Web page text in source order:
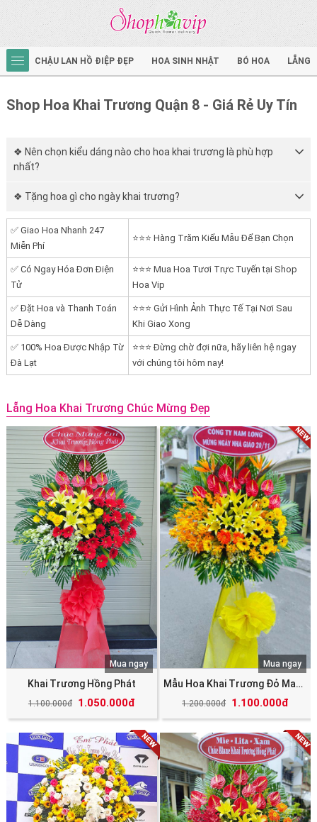
CHẬU LAN HỒ ĐIỆP ĐẸP HOA SINH NHẬT BÓ HOA LẴNG
Shop Hoa Khai Trương Quận 8 - Giá Rẻ Uy Tín
❖ Nên chọn kiểu dáng nào cho hoa khai trương là phù hợp
nhất?
❖ Tặng hoa gì cho ngày khai trương?
✅ Giao Hoa Nhanh 247
Miễn Phí
⭐⭐⭐ Hàng Trăm Kiểu Mẫu Để Bạn Chọn
✅ Có Ngay Hóa Đơn Điện
Tử
⭐⭐⭐ Mua Hoa Tươi Trực Tuyến tại Shop
Hoa Vip
✅ Đặt Hoa và Thanh Toán
Dễ Dàng
⭐⭐⭐ Gửi Hình Ảnh Thực Tế Tại Nơi Sau
Khi Giao Xong
✅ 100% Hoa Được Nhập Từ
Đà Lạt
⭐⭐⭐ Đừng chờ đợi nữa, hãy liên hệ ngay
với chúng tôi hôm nay!
Lẵng Hoa Khai Trương Chúc Mừng Đẹp
Khai Trương Hồng Phát
1.100.000đ 1.050.000đ
Mua ngay
Mẫu Hoa Khai Trương Đỏ May Mắn Tài Lộc
1.200.000đ 1.100.000đ
Mua ngay